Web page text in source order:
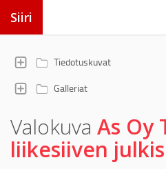
Siiri
Tiedotuskuvat
Galleriat
Valokuva As Oy
liikesiiven